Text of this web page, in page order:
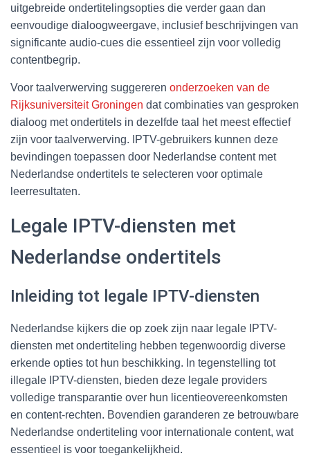
uitgebreide ondertitelingsopties die verder gaan dan
eenvoudige dialoogweergave, inclusief beschrijvingen van
significante audio-cues die essentieel zijn voor volledig
contentbegrip.
Voor taalverwerving suggereren onderzoeken van de
Rijksuniversiteit Groningen dat combinaties van gesproken
dialoog met ondertitels in dezelfde taal het meest effectief
zijn voor taalverwerving. IPTV-gebruikers kunnen deze
bevindingen toepassen door Nederlandse content met
Nederlandse ondertitels te selecteren voor optimale
leerresultaten.
Legale IPTV-diensten met
Nederlandse ondertitels
Inleiding tot legale IPTV-diensten
Nederlandse kijkers die op zoek zijn naar legale IPTV-
diensten met ondertiteling hebben tegenwoordig diverse
erkende opties tot hun beschikking. In tegenstelling tot
illegale IPTV-diensten, bieden deze legale providers
volledige transparantie over hun licentieovereenkomsten
en content-rechten. Bovendien garanderen ze betrouwbare
Nederlandse ondertiteling voor internationale content, wat
essentieel is voor toegankelijkheid.